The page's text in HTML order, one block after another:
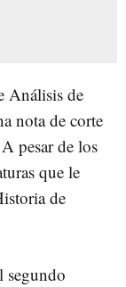
Análisis de
nota de corte
pesar de los
que le
de
segundo